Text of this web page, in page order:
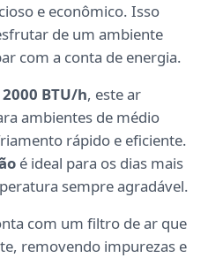
e econômico. Isso
de um ambiente
com a conta de energia.
BTU/h, este ar
ambientes de médio
rápido e eficiente.
é ideal para os dias mais
sempre agradável.
com um filtro de ar que
removendo impurezas e